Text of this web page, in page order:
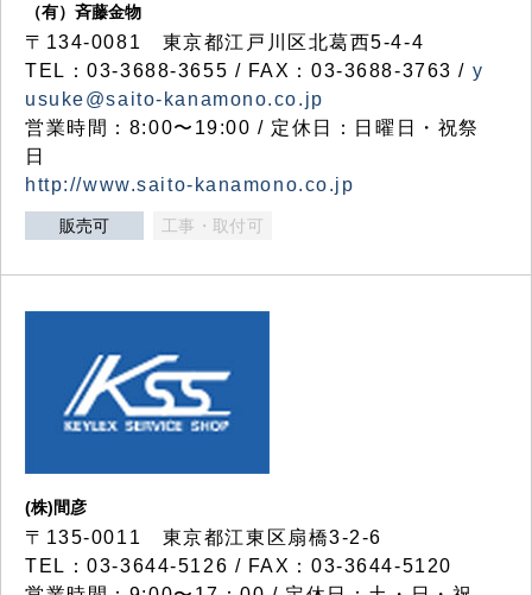
（有）斉藤金物
〒134-0081 東京都江戸川区北葛西5-4-4
TEL：03-3688-3655 / FAX：03-3688-3763 / y
usuke@saito-kanamono.co.jp
営業時間：8:00〜19:00 / 定休日：日曜日・祝祭
日
http://www.saito-kanamono.co.jp
販売可 工事・取付可
(株)間彦
〒135-0011 東京都江東区扇橋3-2-6
TEL：03-3644-5126 / FAX：03-3644-5120